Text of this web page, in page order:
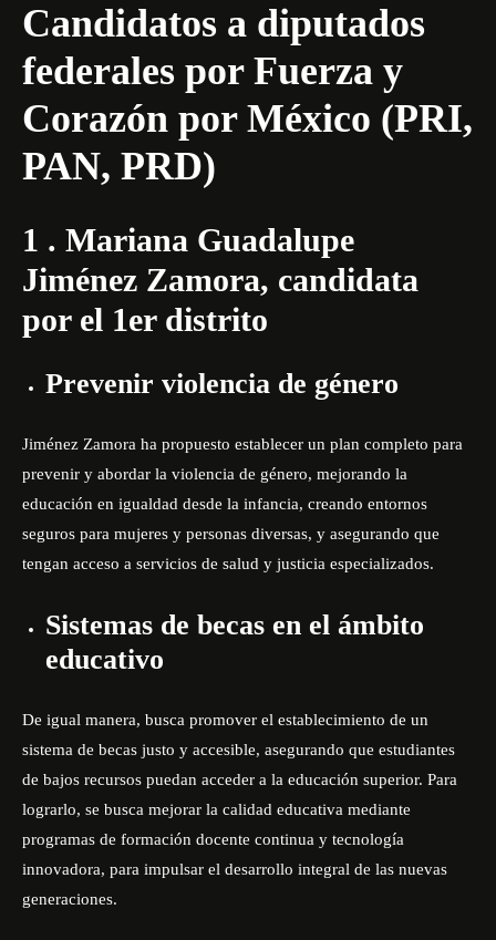
Candidatos a diputados
federales por Fuerza y
Corazón por México (PRI,
PAN, PRD)
1 . Mariana Guadalupe
Jiménez Zamora, candidata
por el 1er distrito
Prevenir violencia de género
Jiménez Zamora ha propuesto establecer un plan completo para
prevenir y abordar la violencia de género, mejorando la
educación en igualdad desde la infancia, creando entornos
seguros para mujeres y personas diversas, y asegurando que
tengan acceso a servicios de salud y justicia especializados.
Sistemas de becas en el ámbito
educativo
De igual manera, busca promover el establecimiento de un
sistema de becas justo y accesible, asegurando que estudiantes
de bajos recursos puedan acceder a la educación superior. Para
lograrlo, se busca mejorar la calidad educativa mediante
programas de formación docente continua y tecnología
innovadora, para impulsar el desarrollo integral de las nuevas
generaciones.